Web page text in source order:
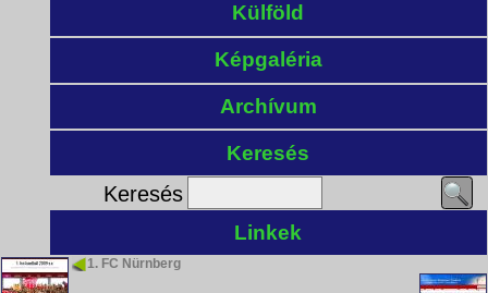
Külföld
Képgaléria
Archívum
Keresés
Keresés
Linkek
1. FC Nürnberg